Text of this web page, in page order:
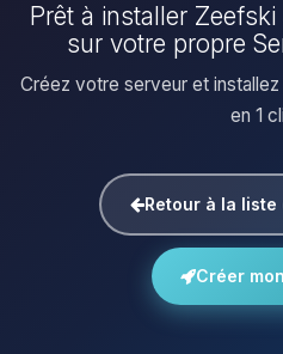
Prêt à installer
sur votre propre
Créez votre serveur et
en 1
Retour à la liste
Créer